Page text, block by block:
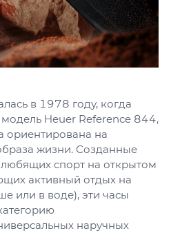
в 1978 году, когда
Heuer Reference 844,
ориентирована на
жизни. Созданные
спорт на открытом
активный отдых на
или в воде), эти часы
наручных